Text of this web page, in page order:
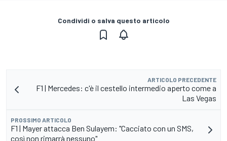
Condividi o salva questo articolo
ARTICOLO PRECEDENTE
F1 | Mercedes: c'è il cestello intermedio aperto come a
Las Vegas
PROSSIMO ARTICOLO
F1 | Mayer attacca Ben Sulayem: "Cacciato con un SMS,
così non rimarrà nessuno"